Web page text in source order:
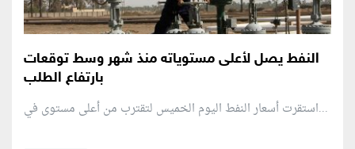
النفط يصل لأعلى مستوياته منذ شهر وسط توقعات
بارتفاع الطلب
استقرت أسعار النفط اليوم الخميس لتقترب من أعلى مستوى في...